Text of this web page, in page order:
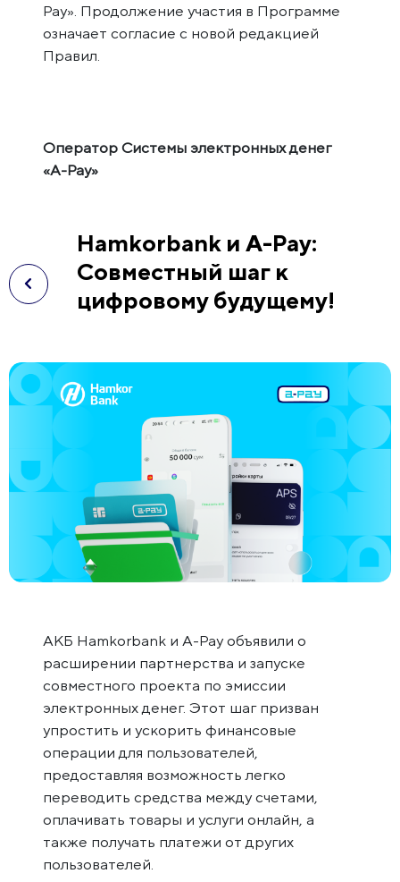
Pay». Продолжение участия в Программе
означает согласие с новой редакцией
Правил.
Оператор Системы электронных денег
«A-Pay»
Hamkorbank и A-Pay:
Совместный шаг к
цифровому будущему!
АКБ Hamkorbank и A-Pay объявили о
расширении партнерства и запуске
совместного проекта по эмиссии
электронных денег. Этот шаг призван
упростить и ускорить финансовые
операции для пользователей,
предоставляя возможность легко
переводить средства между счетами,
оплачивать товары и услуги онлайн, а
также получать платежи от других
пользователей.